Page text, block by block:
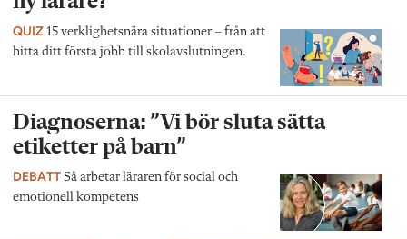
QUIZ 15 verklighetsnära situationer – från att
hitta ditt första jobb till skolavslutningen.
Diagnoserna: ”Vi bör sluta sätta
etiketter på barn”
DEBATT Så arbetar läraren för social och
emotionell kompetens